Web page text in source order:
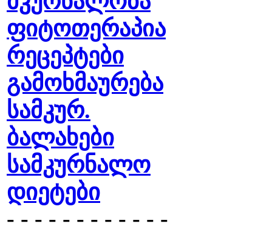
ფიტოთერაპია
რეცეპტები
გამოხმაურება
სამკურ.
ბალახები
სამკურნალო
დიეტები
- - - - - - - - - - - -